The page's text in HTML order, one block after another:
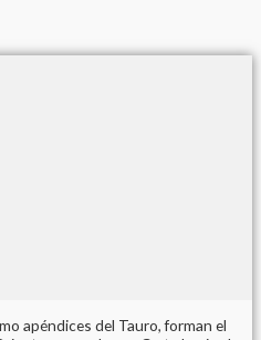
apéndices del Tauro, forman el